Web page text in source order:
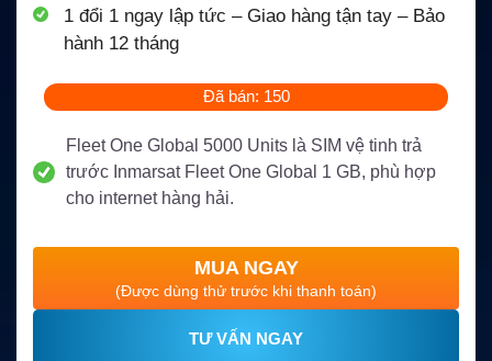
1 đổi 1 ngay lập tức – Giao hàng tận tay – Bảo
hành 12 tháng
Đã bán: 150
Fleet One Global 5000 Units là SIM vệ tinh trả
trước Inmarsat Fleet One Global 1 GB, phù hợp
cho internet hàng hải.
MUA NGAY
(Được dùng thử trước khi thanh toán)
TƯ VẤN NGAY